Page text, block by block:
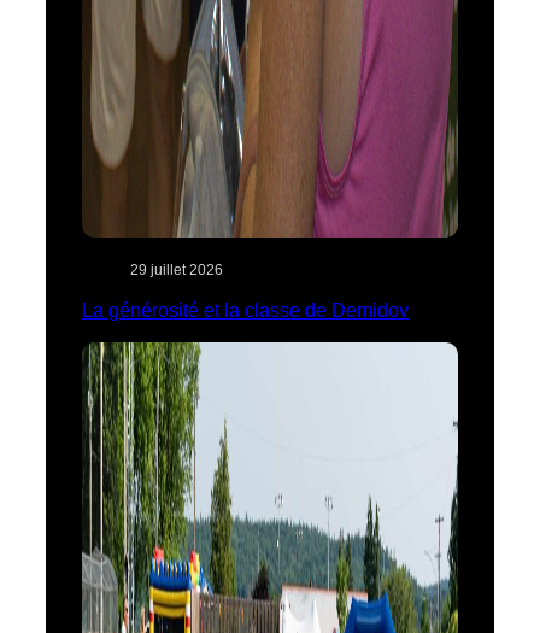
29 juillet 2026
La générosité et la classe de Demidov